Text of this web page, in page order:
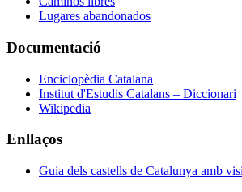
Lugares abandonados
Documentació
Enciclopèdia Catalana
Institut d'Estudis Catalans – Diccionari
Wikipedia
Enllaços
Guia dels castells de Catalunya amb